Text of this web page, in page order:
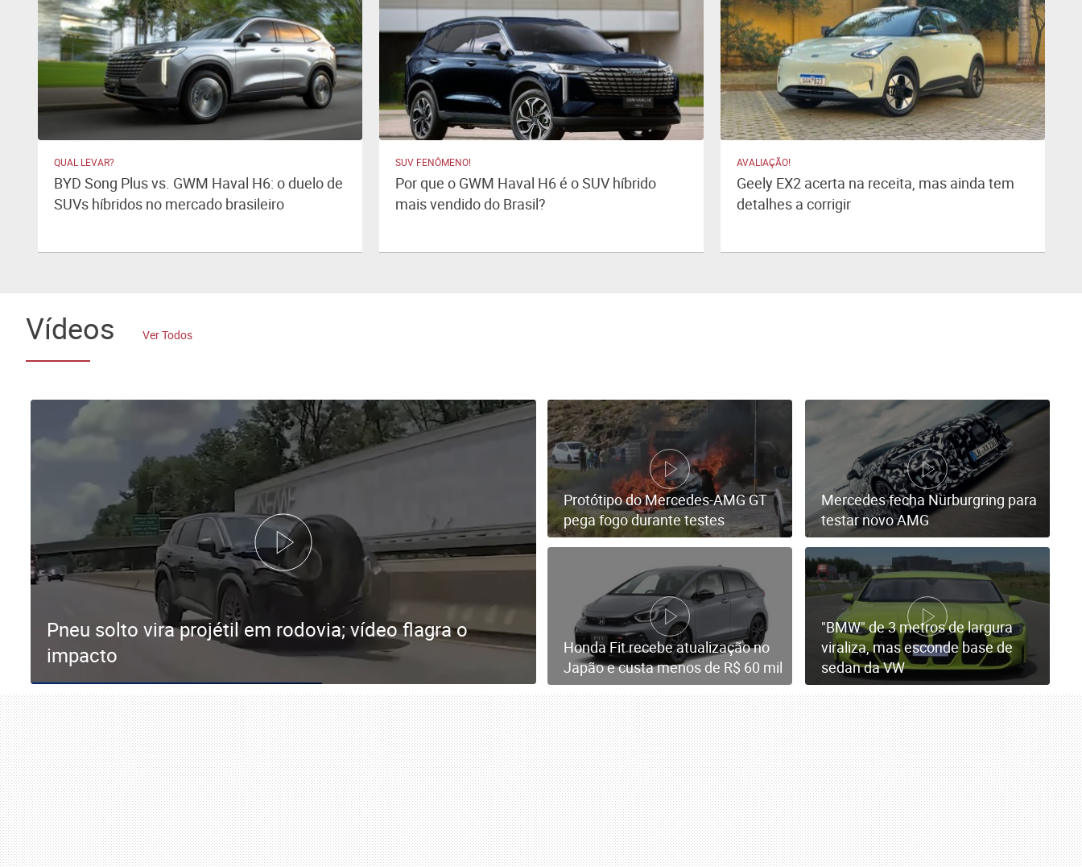
QUAL LEVAR?
BYD Song Plus vs. GWM Haval H6: o duelo de
SUVs híbridos no mercado brasileiro
SUV FENÔMENO!
Por que o GWM Haval H6 é o SUV híbrido
mais vendido do Brasil?
AVALIAÇÃO!
Geely EX2 acerta na receita, mas ainda tem
detalhes a corrigir
Vídeos Ver Todos
Pneu solto vira projétil em rodovia; vídeo flagra o
impacto
Protótipo do Mercedes-AMG GT
pega fogo durante testes
Mercedes fecha Nürburgring para
testar novo AMG
Honda Fit recebe atualização no
Japão e custa menos de R$ 60 mil
"BMW" de 3 metros de largura
viraliza, mas esconde base de
sedan da VW